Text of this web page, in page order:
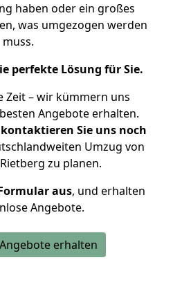
haben oder ein großes
was umgezogen werden
muss.
perfekte Lösung für Sie.
Zeit – wir kümmern uns
Angebote erhalten.
kontaktieren Sie uns noch
Umzug von
zu planen.
aus, und erhalten
Angebote.
erhalten